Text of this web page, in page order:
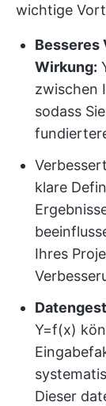
wichtige
Besseres
Wirkung:
zwischen
sodass
klare
Ihres
Y=f(x)
Dieser